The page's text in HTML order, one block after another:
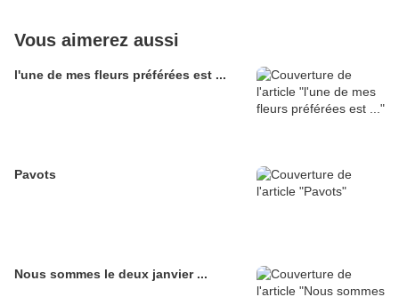
Vous aimerez aussi
l'une de mes fleurs préférées est ...
Pavots
Nous sommes le deux janvier ...